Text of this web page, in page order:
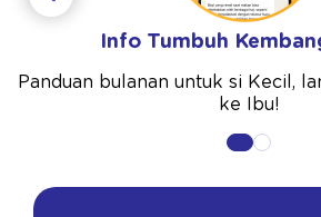
Info Tumbuh
Panduan bulanan untuk si Kecil,
ke Ibu!